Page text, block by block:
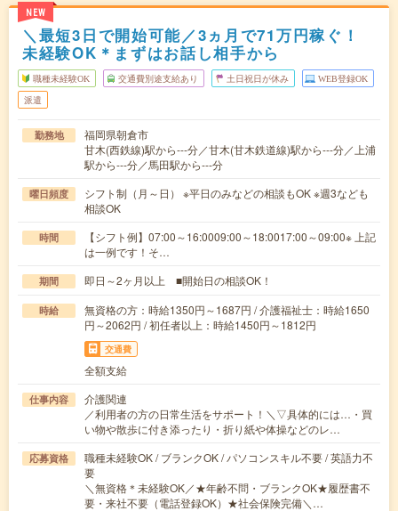
NEW
＼最短3日で開始可能／3ヵ月で71万円稼ぐ！
未経験OK＊まずはお話し相手から
職種未経験OK 交通費別途支給あり 土日祝日が休み WEB登録OK
派遣
勤務地
福岡県朝倉市
甘木(西鉄線)駅から---分／甘木(甘木鉄道線)駅から---分／上浦
駅から---分／馬田駅から---分
曜日頻度
シフト制（月～日） ※平日のみなどの相談もOK ※週3なども
相談OK
時間
【シフト例】07:00～16:0009:00～18:0017:00～09:00※ 上記
は一例です！そ…
期間 即日～2ヶ月以上 ■開始日の相談OK！
時給
無資格の方：時給1350円～1687円 / 介護福祉士：時給1650
円～2062円 / 初任者以上：時給1450円～1812円
交通費
全額支給
仕事内容
介護関連
／利用者の方の日常生活をサポート！＼▽具体的には…・買
い物や散歩に付き添ったり・折り紙や体操などのレ…
応募資格
職種未経験OK / ブランクOK / パソコンスキル不要 / 英語力不
要
＼無資格＊未経験OK／★年齢不問・ブランクOK★履歴書不
要・来社不要（電話登録OK）★社会保険完備＼…